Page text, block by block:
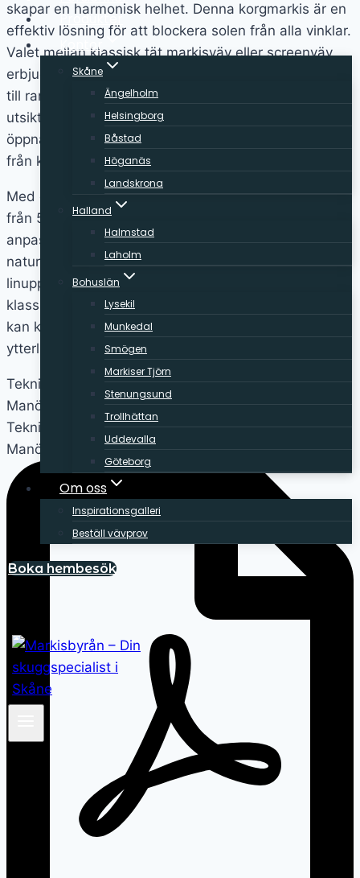
Produkter
Kontor
Skåne
Ängelholm
Helsingborg
Båstad
Höganäs
Landskrona
Halland
Halmstad
Laholm
Bohuslän
Lysekil
Munkedal
Smögen
Markiser Tjörn
Stenungsund
Trollhättan
Uddevalla
Göteborg
Om oss
Inspirationsgalleri
Beställ vävprov
Boka hembesök
skapar en harmonisk helhet. Denna korgmarkis är en
effektiv lösning för att blockera solen från alla vinklar.
Valet mellan klassisk tät markisväv eller screenväv
erbjuder en mångfald av möjligheter, från enfärgade
till randiga alternativ. Med screenväven bevaras
utsikten medan solen filtreras genom dess mer
öppna struktur. Hestra Ingvar finns i olika utföranden,
från klassisk till trappad, böjd eller cylindrisk.
Med en maximal bredd på 6.0 meter och ett utfall
från 50 cm till 2.0 meter, erbjuder den flexibilitet och
anpassningsbarhet. Profilerna är tillverkade i
naturanodiserat material och kan manövreras med
linupphissning eller motoriserat system. Den är
klassificerad enligt vindklass 3 enligt EN13659 och
kan kompletteras med en rak eller vågig kappa för
ytterligare stil.
Teknisk information
Manövrering
Teknisk information
Manövrering